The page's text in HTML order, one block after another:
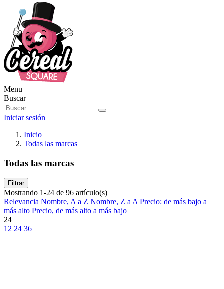
Menu
Buscar
Iniciar sesión
Inicio
Todas las marcas
Todas las marcas
Filtrar
Mostrando 1-24 de 96 artículo(s)
Relevancia Nombre, A a Z Nombre, Z a APrecio: de más bajo a
más alto Precio, de más alto a más bajo
24
12 24 36